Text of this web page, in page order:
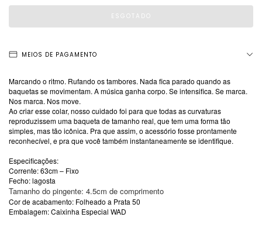
MEIOS DE PAGAMENTO
Marcando o ritmo. Rufando os tambores. Nada fica parado quando as
baquetas se movimentam. A música ganha corpo. Se intensifica. Se marca.
Nos marca. Nos move.
Ao criar esse colar, nosso cuidado foi para que todas as curvaturas
reproduzissem uma baqueta de tamanho real, que tem uma forma tão
simples, mas tão icônica. Pra que assim, o acessório fosse prontamente
reconhecível, e pra que você também instantaneamente se identifique.
Especificações:
Corrente: 63cm – Fixo
Fecho: lagosta
Tamanho do pingente: 4.5cm de comprimento
Cor de acabamento: Folheado a Prata 50
Embalagem: Caixinha Especial WAD